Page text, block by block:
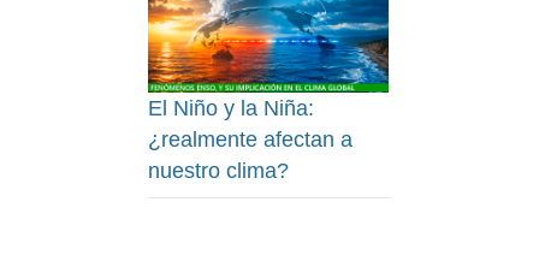
El Niño y la Niña:
¿realmente afectan a
nuestro clima?